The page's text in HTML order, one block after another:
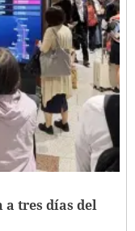
a tres días del